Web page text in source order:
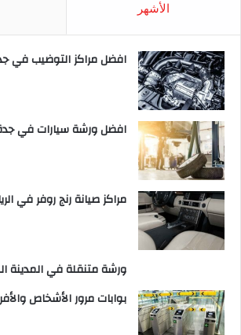
الأشهر
افضل مراكز التوضيب في
افضل ورشة سيارات في
مراكز صيانة رنج روفر في
ورشة متنقلة في المدينة
بوابات مرور الأشخاص